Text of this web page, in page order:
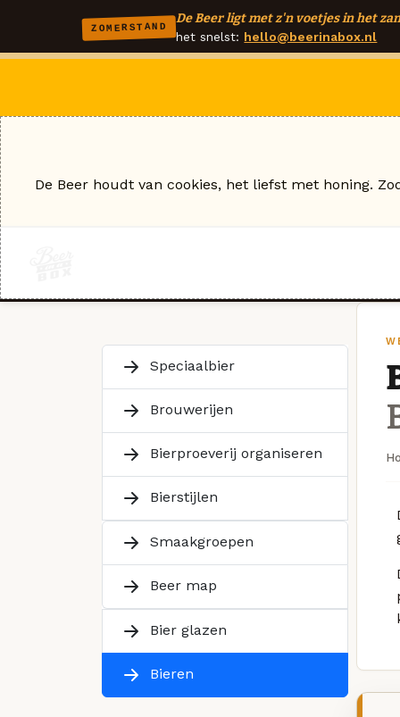
ZOMERSTAND
De Beer ligt met z'n voetjes in het
het snelst: hello@beerinabox.nl
Speciaalbier
Brouwerijen
Bierproeverij organiseren
Bierstijlen
Smaakgroepen
Beer map
Bier glazen
Bieren
De Beer houdt van cookies, het liefst met honing.